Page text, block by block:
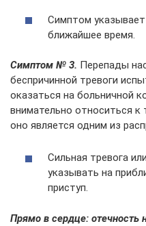
Симптом
ближайшее время.
Симптом № 3. Перепады
беспричинной тревоги
оказаться на больничной
внимательно относиться
оно является одним из
Сильная тревога
указывать на
приступ.
Прямо в сердце: отечность